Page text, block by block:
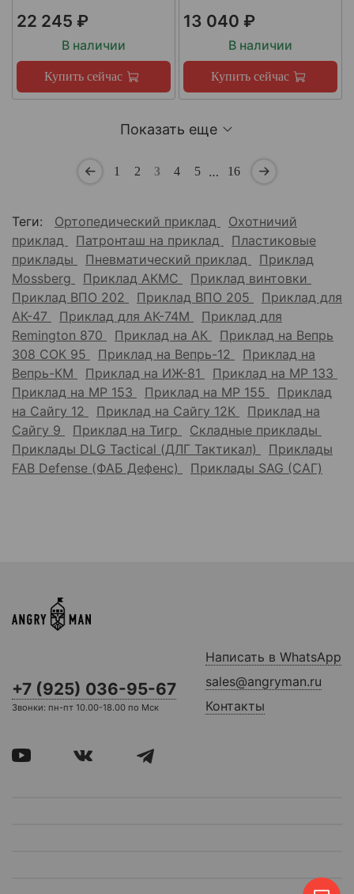
22 245 ₽
В наличии
Купить сейчас
13 040 ₽
В наличии
Купить сейчас
Показать еще
1 2 3 4 5 … 16
Теги: Ортопедический приклад
Охотничий
приклад
Патронташ на приклад
Пластиковые
приклады
Пневматический приклад
Приклад
Mossberg
Приклад АКМС
Приклад винтовки
Приклад ВПО 202
Приклад ВПО 205
Приклад для
АК-47
Приклад для АК-74М
Приклад для
Remington 870
Приклад на АК
Приклад на Вепрь
308 СОК 95
Приклад на Вепрь-12
Приклад на
Вепрь-КМ
Приклад на ИЖ-81
Приклад на МР 133
Приклад на МР 153
Приклад на МР 155
Приклад
на Сайгу 12
Приклад на Сайгу 12К
Приклад на
Сайгу 9
Приклад на Тигр
Складные приклады
Приклады DLG Tactical (ДЛГ Тактикал)
Приклады
FAB Defense (ФАБ Дефенс)
Приклады SAG (САГ)
+7 (925) 036-95-67
Звонки: пн-пт 10.00-18.00 по Мск
Написать в WhatsApp
sales@angryman.ru
Контакты